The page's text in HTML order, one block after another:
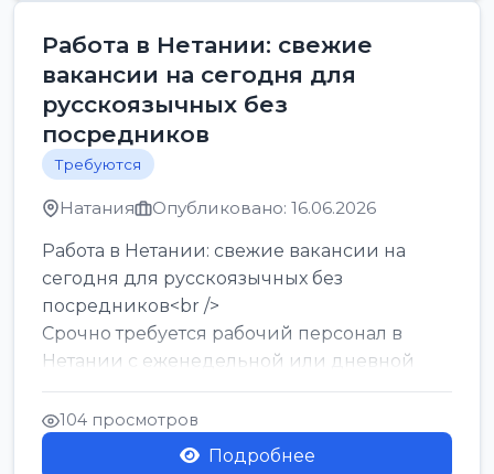
Работа в Нетании: свежие
вакансии на сегодня для
русскоязычных без
посредников
Требуются
Натания Опубликовано: 16.06.2026
Работа в Нетании: свежие вакансии на
сегодня для русскоязычных без
посредников<br />
Срочно требуется рабочий персонал в
Нетании с еженедельной или дневной
оплатой<br />
Свежие вакансии в Нетании дл...
104 просмотров
Подробнее